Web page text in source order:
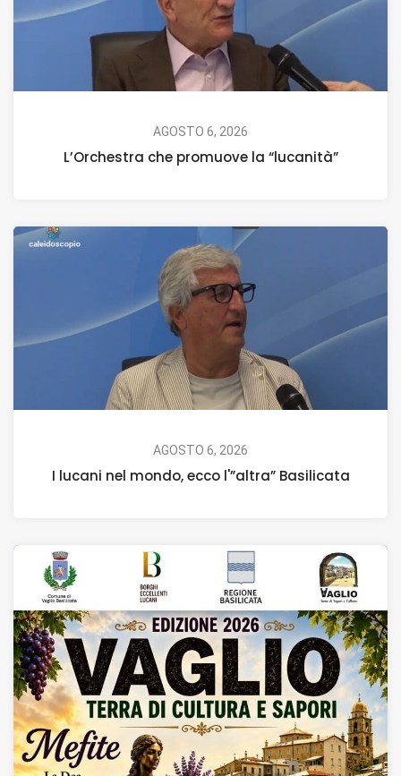
AGOSTO 6, 2026
L’Orchestra che promuove la “lucanità”
AGOSTO 6, 2026
I lucani nel mondo, ecco l'”altra” Basilicata